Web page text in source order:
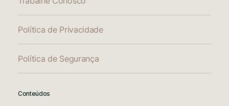
Política de Privacidade
Política de Segurança
Conteúdos